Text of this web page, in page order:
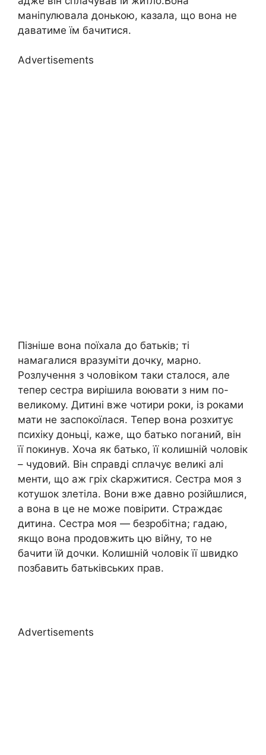
маніпулювала донькою, казала, що вона не
даватиме їм бачитися.
Advertisements
Пізніше вона поїхала до батьків; ті
намагалися вразуміти дочку, марно.
Розлучення з чоловіком таки сталося, але
тепер сестра вирішила воювати з ним по-
великому. Дитині вже чотири роки, із роками
мати не заспокоїлася. Тепер вона розхитує
психіку доньці, каже, що батько nоганий, він
її покинув. Хоча як батько, її колишній чоловік
– чудовий. Він справді сплачує великі алі
менти, що аж гріх сkаржитися. Сестра моя з
котушок злетіла. Вони вже давно розійшлися,
а вона в це не може повірити. Страждає
дитина. Сестра моя — безробітна; гадаю,
якщо вона продовжить цю війну, то не
бачити їй дочки. Колишній чоловік її швидко
позбавить батьківських прав.
Advertisements